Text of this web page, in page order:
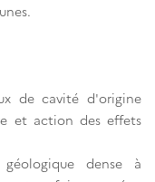
de cavité d'origine
et action des effets
dense à